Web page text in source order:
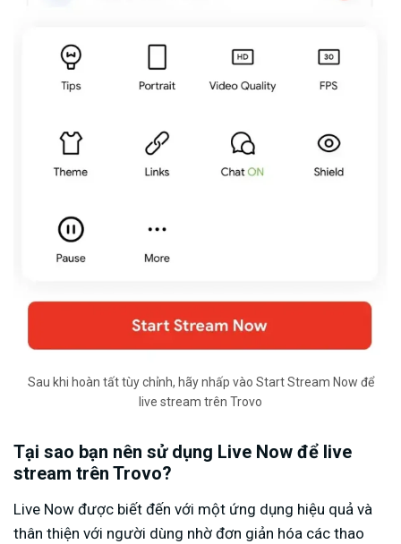
Sau khi hoàn tất tùy chỉnh, hãy nhấp vào Start Stream Now để
live stream trên Trovo
Tại sao bạn nên sử dụng Live Now để live
stream trên Trovo?
Live Now được biết đến với một ứng dụng hiệu quả và
thân thiện với người dùng nhờ đơn giản hóa các thao